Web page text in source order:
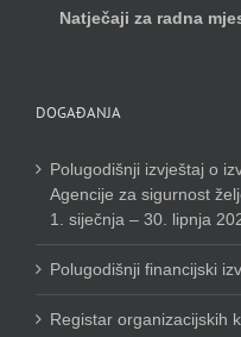
Natječaji za radna
DOGAĐANJA
Polugodišnji izvještaj o
Agencije za sigurnost
1. siječnja – 30. lipnja
Polugodišnji financijski
Registar organizacijskih